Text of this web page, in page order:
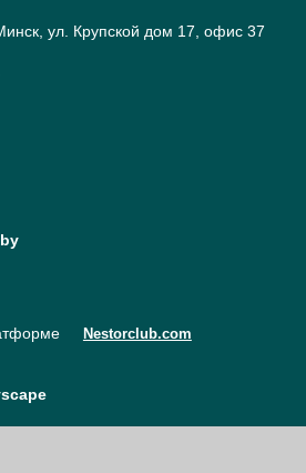
ул. Крупской дом 17, офис 37
Nestorclub.com